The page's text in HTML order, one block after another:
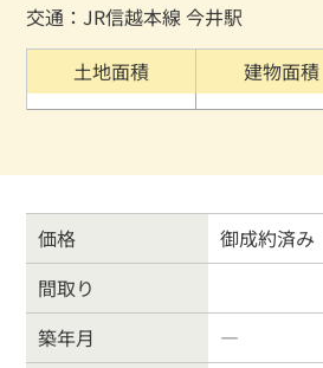
交通：JR信越本線 今井駅
土地面積
建物面積
価格
御成約済み
間取り
築年月
―
戸建住宅